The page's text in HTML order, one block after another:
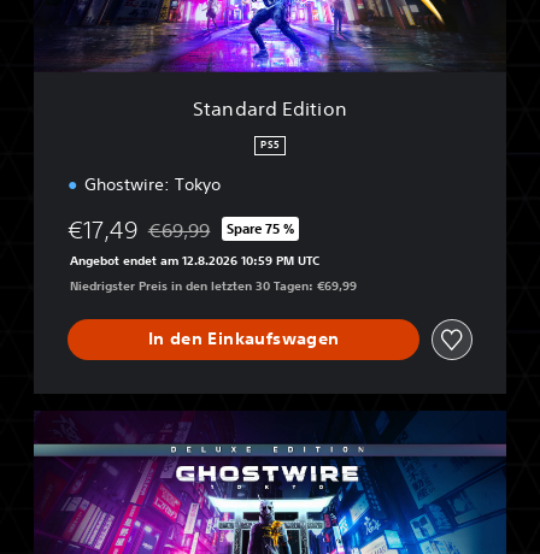
Standard Edition
PS5
Ghostwire: Tokyo
€17,49 Preisnachlass gegenüber dem Originalpreis von
€69,99 Spare 75 %
Angebot endet am 12.8.2026 10:59 PM UTC
Niedrigster Preis in den letzten 30 Tagen: €69,99
In den Einkaufswagen
e
e